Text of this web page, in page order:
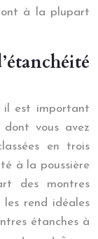
à la plupart
il est important
dont vous avez
en trois
à la poussière
des montres
les rend idéales
étanches à